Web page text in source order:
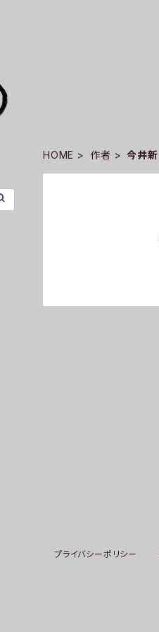
HOME 作者 今井新
プライバシーポリシー